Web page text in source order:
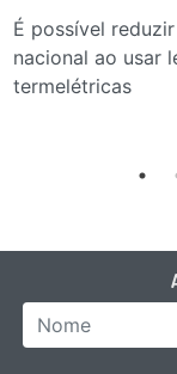
É possível
nacional ao usar
termelétricas